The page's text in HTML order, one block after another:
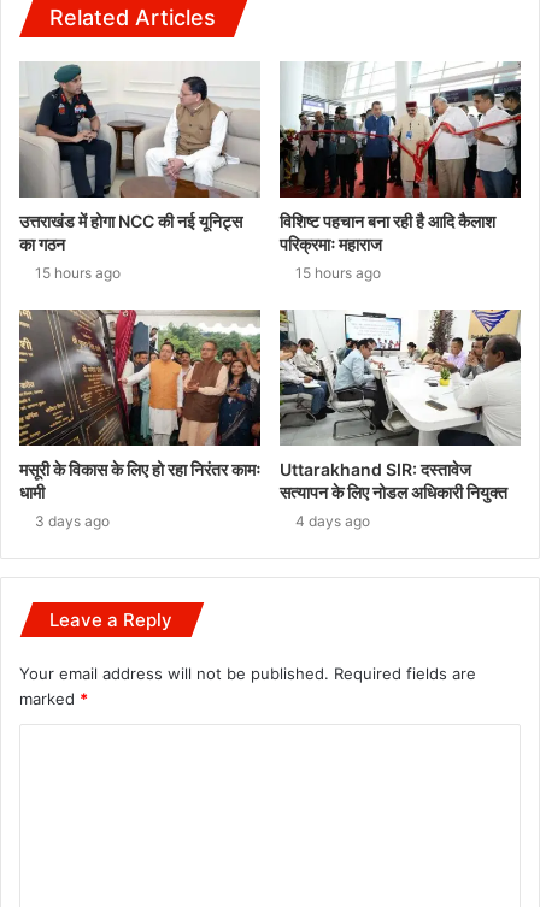
Related Articles
उत्तराखंड में होगा NCC की नई यूनिट्स
का गठन
15 hours ago
विशिष्ट पहचान बना रही है आदि कैलाश
परिक्रमाः महाराज
15 hours ago
मसूरी के विकास के लिए हो रहा निरंतर कामः
धामी
3 days ago
Uttarakhand SIR: दस्तावेज
सत्यापन के लिए नोडल अधिकारी नियुक्त
4 days ago
Leave a Reply
Your email address will not be published. Required fields are
marked *